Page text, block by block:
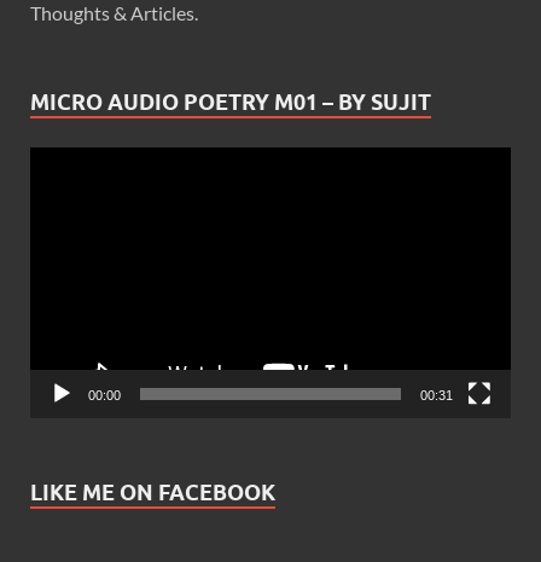
Thoughts & Articles.
MICRO AUDIO POETRY M01 – BY SUJIT
00:00 00:31
LIKE ME ON FACEBOOK